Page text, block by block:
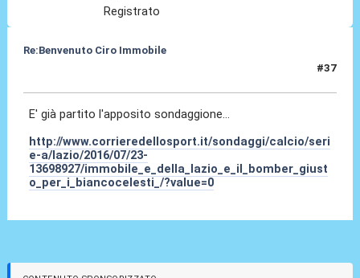
Registrato
Re:Benvenuto Ciro Immobile
#37
E' già partito l'apposito sondaggione...
http://www.corrieredellosport.it/sondaggi/calcio/seri
e-a/lazio/2016/07/23-
13698927/immobile_e_della_lazio_e_il_bomber_giust
o_per_i_biancocelesti_/?value=0